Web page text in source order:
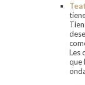
Les
que